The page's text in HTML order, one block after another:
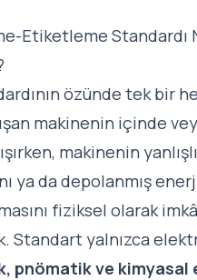
Etiketleme Standardı
özünde tek bir
makinenin içinde
makinenin
ya da depolanmış
fiziksel olarak
Standart yalnızca
pnömatik ve kimyasal